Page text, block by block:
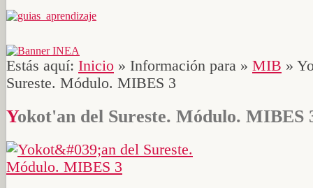
Estás aquí: Inicio » Información para » MIB »
Sureste. Módulo. MIBES 3
Yokot'an del Sureste. Módulo. MIBES